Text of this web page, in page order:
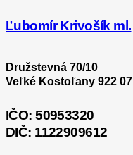
Ľubomír Krivošík ml.
Družstevná 70/10
Veľké Kostoľany 922 07
IČO: 50953320
DIČ: 1122909612